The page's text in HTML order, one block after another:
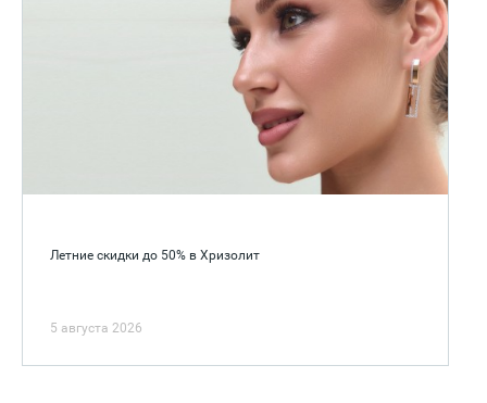
Летние скидки до 50% в Хризолит
5 августа 2026